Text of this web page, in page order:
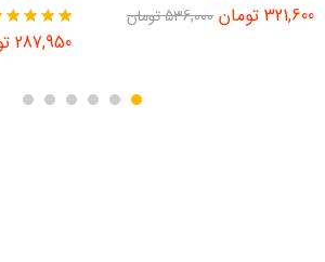
نمره
287,950
321,600 تومان 536,000تومان